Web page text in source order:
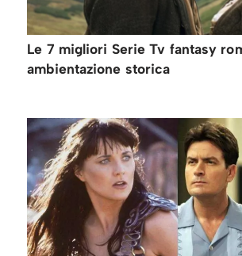
Le 7 migliori Serie Tv fantasy
ambientazione storica